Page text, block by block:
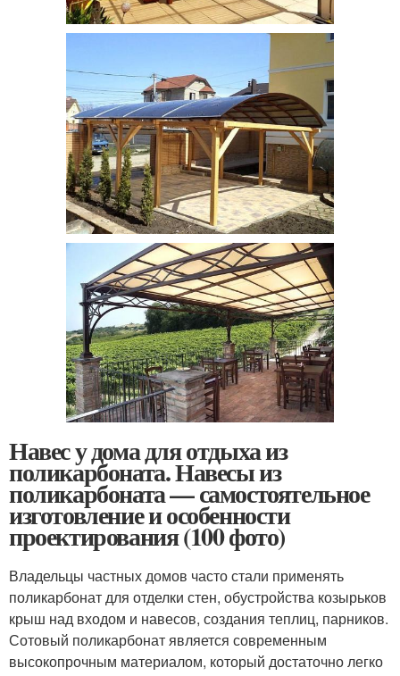
Навес у дома для отдыха из
поликарбоната. Навесы из
поликарбоната — самостоятельное
изготовление и особенности
проектирования (100 фото)
Владельцы частных домов часто стали применять
поликарбонат для отделки стен, обустройства козырьков
крыш над входом и навесов, создания теплиц, парников.
Сотовый поликарбонат является современным
высокопрочным материалом, который достаточно легко